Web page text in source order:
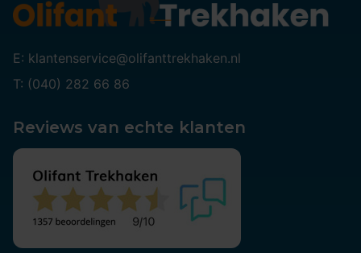
E: klantenservice@olifanttrekhaken.nl
T: (040) 282 66 86
Reviews van echte klanten